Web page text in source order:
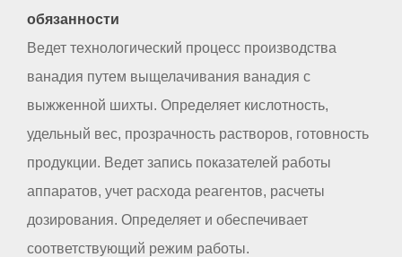
обязанности
Ведет технологический процесс производства
ванадия путем выщелачивания ванадия с
выжженной шихты. Определяет кислотность,
удельный вес, прозрачность растворов, готовность
продукции. Ведет запись показателей работы
аппаратов, учет расхода реагентов, расчеты
дозирования. Определяет и обеспечивает
соответствующий режим работы.